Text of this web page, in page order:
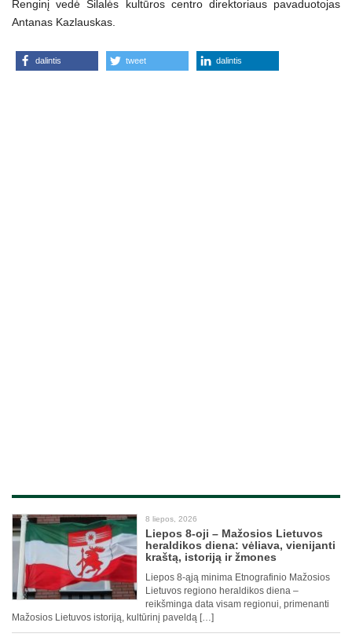
Renginį vedė Šilalės kultūros centro direktoriaus pavaduotojas
Antanas Kazlauskas.
dalintis tweet dalintis
8 liepos, 2026
Liepos 8-oji – Mažosios Lietuvos
heraldikos diena: vėliava, vienijanti
kraštą, istoriją ir žmones
Liepos 8-ąją minima Etnografinio Mažosios
Lietuvos regiono heraldikos diena –
reikšminga data visam regionui, primenanti
Mažosios Lietuvos istoriją, kultūrinį paveldą […]